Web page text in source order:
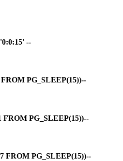
--
PG_SLEEP(15))--
FROM PG_SLEEP(15))--
FROM PG_SLEEP(15))--